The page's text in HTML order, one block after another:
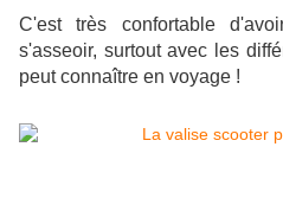
C'est très confortable
s'asseoir, surtout avec les
peut connaître en voyage !